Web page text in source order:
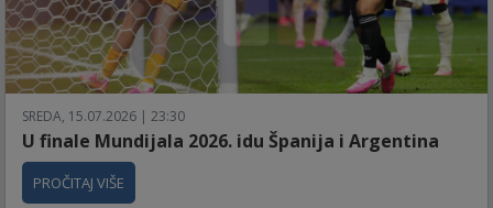
SREDA, 15.07.2026 | 23:30
U finale Mundijala 2026. idu Španija i Argentina
PROČITAJ VIŠE